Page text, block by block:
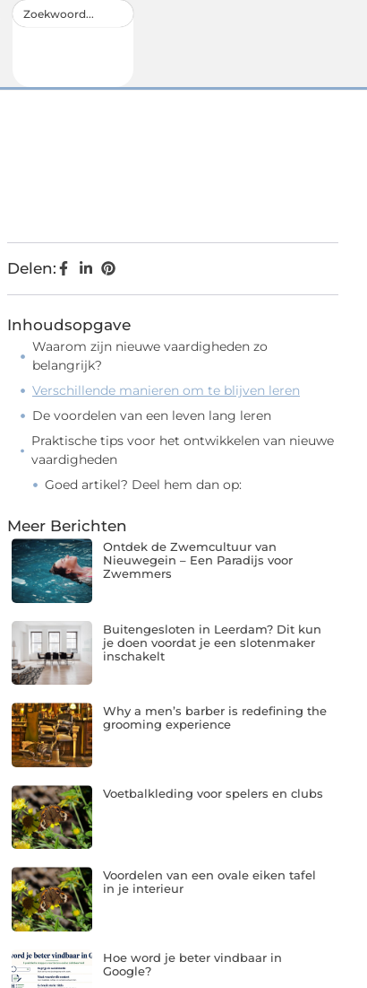
Delen:
Inhoudsopgave
Waarom zijn nieuwe vaardigheden zo
belangrijk?
Verschillende manieren om te blijven leren
De voordelen van een leven lang leren
Praktische tips voor het ontwikkelen van nieuwe
vaardigheden
Goed artikel? Deel hem dan op:
Meer Berichten
Ontdek de Zwemcultuur van
Nieuwegein – Een Paradijs voor
Zwemmers
Buitengesloten in Leerdam? Dit kun
je doen voordat je een slotenmaker
inschakelt
Why a men’s barber is redefining the
grooming experience
Voetbalkleding voor spelers en clubs
Voordelen van een ovale eiken tafel
in je interieur
Hoe word je beter vindbaar in
Google?